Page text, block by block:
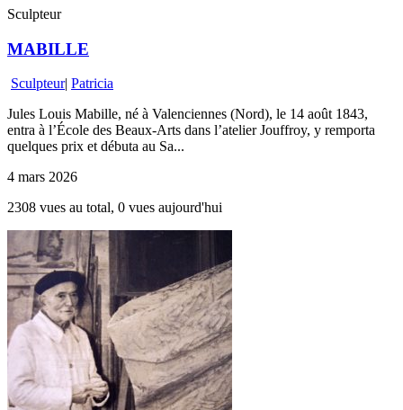
Sculpteur
MABILLE
Sculpteur| Patricia
Jules Louis Mabille, né à Valenciennes (Nord), le 14 août 1843,
entra à l’École des Beaux-Arts dans l’atelier Jouffroy, y remporta
quelques prix et débuta au Sa...
4 mars 2026
2308 vues au total, 0 vues aujourd'hui